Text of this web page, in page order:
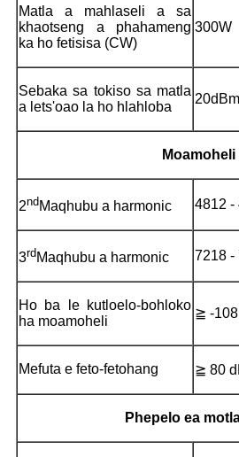
Matla a mahlaseli a sa
khaotseng a phahameng
ka ho fetisisa (CW)
300W
Sebaka sa tokiso sa matla
a lets'oao la ho hlahloba
20dBm
Moamoheli
2nd Maqhubu a harmonic 4812 -
3rd Maqhubu a harmonic 7218 -
Ho ba le kutloelo-bohloko
ha moamoheli
≧ -
Mefuta e feto-fetohang ≧ 80
Phepelo ea